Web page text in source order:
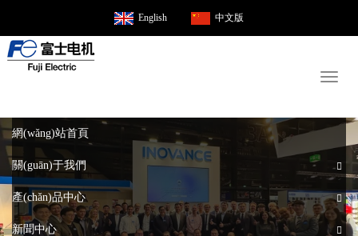
English 中文版
網(wǎng)站首頁
關(guān)于我們
產(chǎn)品中心
新聞中心